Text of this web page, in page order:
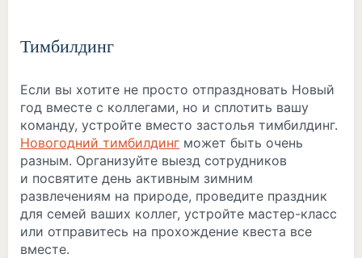
Тимбилдинг
Если вы хотите не просто отпраздновать Новый
год вместе с коллегами, но и сплотить вашу
команду, устройте вместо застолья тимбилдинг.
Новогодний тимбилдинг может быть очень
разным. Организуйте выезд сотрудников
и посвятите день активным зимним
развлечениям на природе, проведите праздник
для семей ваших коллег, устройте мастер-класс
или отправитесь на прохождение квеста все
вместе.